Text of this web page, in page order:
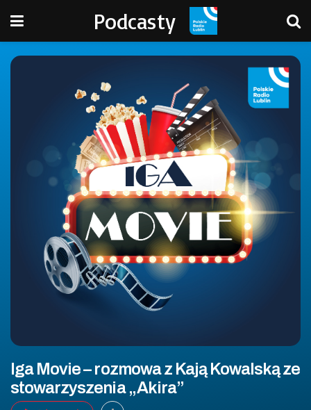
Podcasty
Iga Movie – rozmowa z Kają Kowalską ze
stowarzyszenia „Akira”